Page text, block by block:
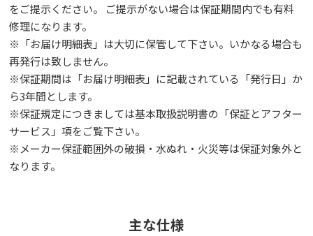
をご提示ください。 ご提示がない場合は保証期間内でも有料
修理になります。
※「お届け明細表」は⼤切に保管して下さい。いかなる場合も
再発⾏は致しません。
※保証期間は「お届け明細表」に記載されている「発⾏⽇」か
ら3年間とします。
※保証規定につきましては基本取扱説明書の「保証とアフター
サービス」項をご覧下さい。
※メーカー保証範囲外の破損・水ぬれ・火災等は保証対象外と
なります。
主な仕様